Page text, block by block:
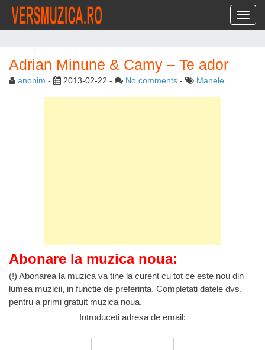
Adrian Minune & Camy – Te ador
anonim - 2013-02-22 - No comments - Manele
Abonare la muzica noua:
(!) Abonarea la muzica va tine la curent cu tot ce este nou din
lumea muzicii, in functie de preferinta. Completati datele dvs.
pentru a primi gratuit muzica noua.
Introduceti adresa de email: